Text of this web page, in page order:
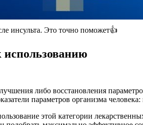
инсульта. Это точно поможет👍
либо восстановления
параметров организма
этой категории